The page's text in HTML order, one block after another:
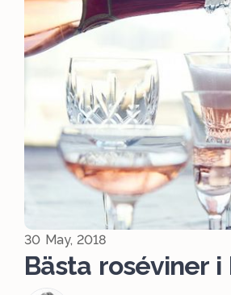
30 May, 2018
Bästa roséviner i